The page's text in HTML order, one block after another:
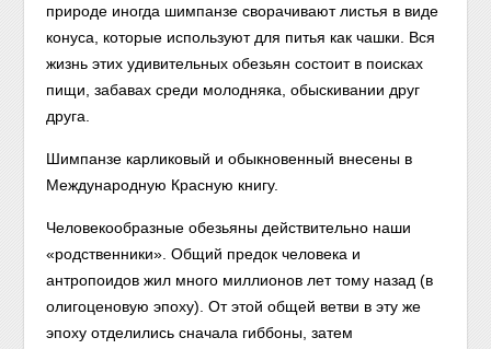
природе иногда шимпанзе сворачивают листья в виде
конуса, которые используют для питья как чашки. Вся
жизнь этих удивительных обезьян состоит в поисках
пищи, забавах среди молодняка, обыскивании друг
друга.
Шимпанзе карликовый и обыкновенный внесены в
Международную Красную книгу.
Человекообразные обезьяны действительно наши
«родственники». Общий предок человека и
антропоидов жил много миллионов лет тому назад (в
олигоценовую эпоху). От этой общей ветви в эту же
эпоху отделились сначала гиббоны, затем